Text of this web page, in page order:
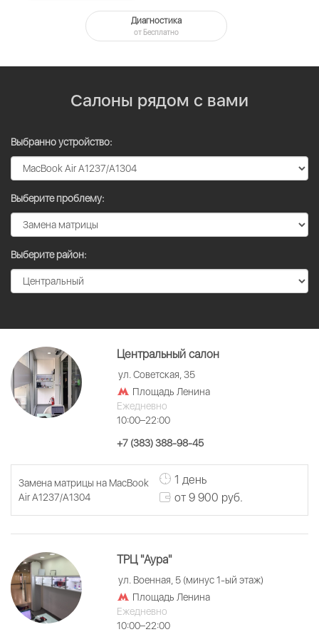
Диагностика
от Бесплатно
Салоны рядом с вами
Выбранно устройство:
Выберите проблему:
Выберите район:
Центральный салон
ул. Советская, 35
Площадь Ленина
Ежедневно
10:00–22:00
+7 (383) 388-98-45
Замена матрицы на MacBook
Air A1237/A1304
1 день
от 9 900 руб.
ТРЦ "Аура"
ул. Военная, 5 (минус 1-ый этаж)
Площадь Ленина
Ежедневно
10:00–22:00